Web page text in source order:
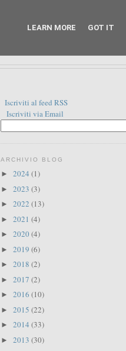
Iscriviti al feed RSS
Iscriviti via Email
ARCHIVIO BLOG
► 2024 (1)
► 2023 (3)
► 2022 (13)
► 2021 (4)
► 2020 (4)
► 2019 (6)
► 2018 (2)
► 2017 (2)
► 2016 (10)
► 2015 (22)
► 2014 (33)
► 2013 (30)
LEARN MORE GOT IT